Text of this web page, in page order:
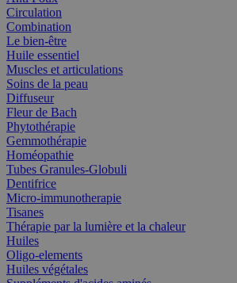
Circulation
Combination
Le bien-être
Huile essentiel
Muscles et articulations
Soins de la peau
Diffuseur
Fleur de Bach
Phytothérapie
Gemmothérapie
Homéopathie
Tubes Granules-Globuli
Dentifrice
Micro-immunotherapie
Tisanes
Thérapie par la lumière et la chaleur
Huiles
Oligo-elements
Huiles végétales